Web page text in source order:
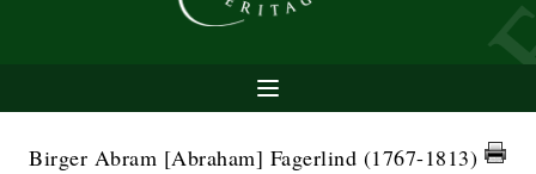
Birger Abram [Abraham] Fagerlind (1767-1813)